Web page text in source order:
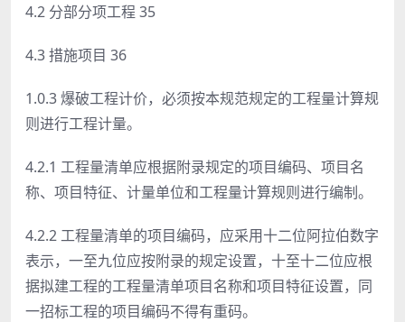
4.2 分部分项工程 35
4.3 措施项目 36
1.0.3 爆破工程计价，必须按本规范规定的工程量计算规
则进行工程计量。
4.2.1 工程量清单应根据附录规定的项目编码、项目名
称、项目特征、计量单位和工程量计算规则进行编制。
4.2.2 工程量清单的项目编码，应采用十二位阿拉伯数字
表示，一至九位应按附录的规定设置，十至十二位应根
据拟建工程的工程量清单项目名称和项目特征设置，同
一招标工程的项目编码不得有重码。